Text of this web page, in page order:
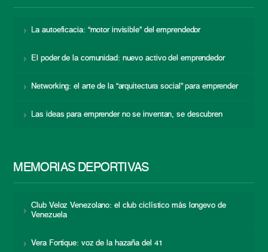
La autoeficacia: “motor invisible” del emprendedor
El poder de la comunidad: nuevo activo del emprendedor
Networking: el arte de la “arquitectura social” para emprender
Las ideas para emprender no se inventan, se descubren
MEMORIAS DEPORTIVAS
Club Veloz Venezolano: el club ciclístico más longevo de
Venezuela
Vera Fortique: voz de la hazaña del 41